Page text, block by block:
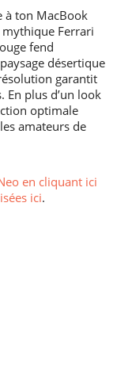
à ton MacBook
mythique Ferrari
fend
désertique
garantit
En plus d’un look
optimale
amateurs de
en cliquant ici
ici.